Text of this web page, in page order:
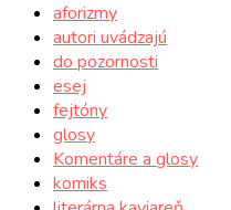
aforizmy
autori uvádzajú
do pozornosti
esej
fejtóny
glosy
Komentáre a glosy
komiks